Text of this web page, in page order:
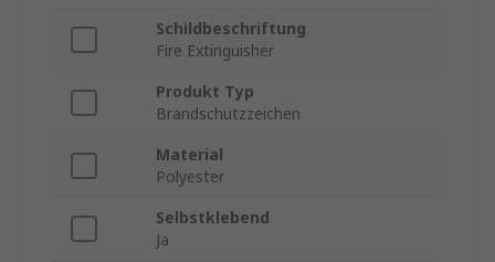
Schildbeschriftung
Fire Extinguisher
Produkt Typ
Brandschutzzeichen
Material
Polyester
Selbstklebend
Ja